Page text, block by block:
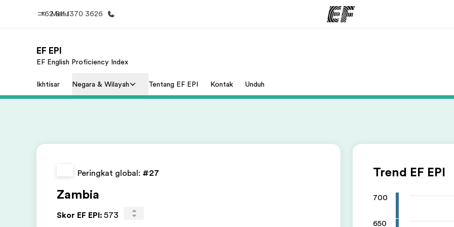
Menu
+62 811 1370 3626
Selamat datang di EF Lihat semua program
EF EPI
EF English Proficiency Index
Ikhtisar Negara & Wilayah Tentang EF EPI Kontak Unduh
Peringkat global: #27
Zambia
Skor EF EPI: 573
Trend EF EPI
700
650